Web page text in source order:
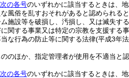
次の各号のいずれかに該当するときは、
風俗を乱すおそれがあると認められると
施設等を破損し、汚損し、又は滅失す
関する事業又は特定の宗教を支援する
な行為の防止等に関する法律(平成3年
のほか、指定管理者が使用を不適当と認
次の各号のいずれかに該当するときは、